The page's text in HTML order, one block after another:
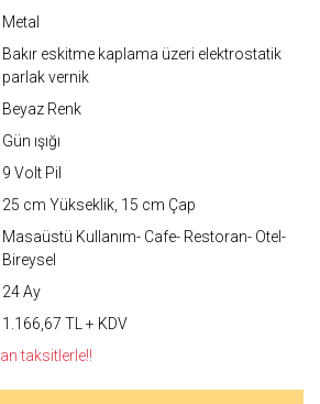
Metal
Bakır eskitme kaplama üzeri elektrostatik
parlak vernik
Beyaz Renk
Gün ışığı
9 Volt Pil
25 cm Yükseklik, 15 cm Çap
Masaüstü Kullanım- Cafe- Restoran- Otel-
Bireysel
24 Ay
1.166,67 TL + KDV
taksitlerle!!